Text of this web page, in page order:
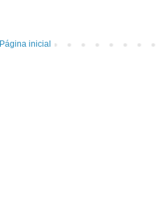
Página inicial